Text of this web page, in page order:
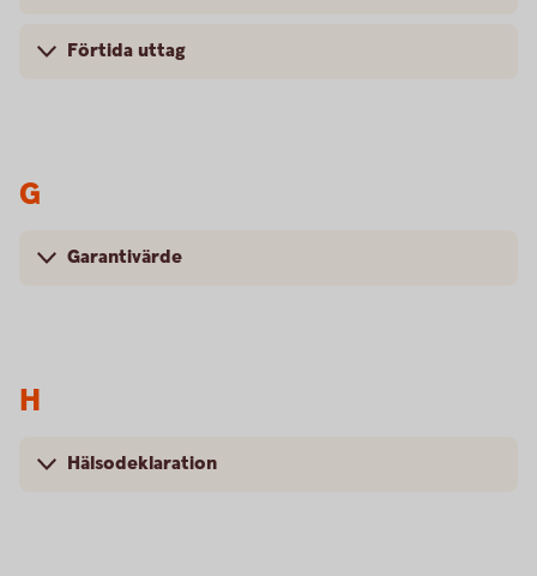
Förtida uttag
G
Garantivärde
H
Hälsodeklaration